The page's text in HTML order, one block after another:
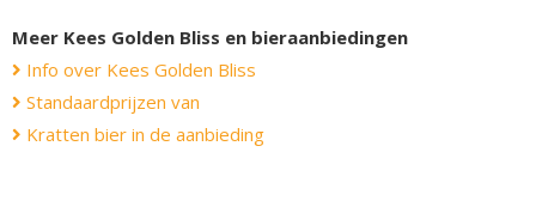
Meer Kees Golden Bliss en bieraanbiedingen
Info over Kees Golden Bliss
Standaardprijzen van
Kratten bier in de aanbieding